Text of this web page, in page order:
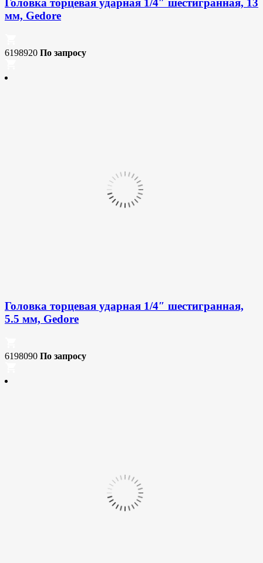
Головка торцевая ударная 1/4″ шестигранная, 13
мм, Gedore
6198920 По запросу
Головка торцевая ударная 1/4″ шестигранная,
5.5 мм, Gedore
6198090 По запросу